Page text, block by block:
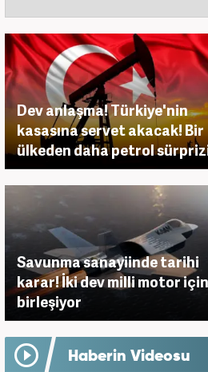
Dev anlaşma! Türkiye'nin
kasasına servet akacak! Bir
ülkeden daha petrol
Savunma sanayiinde tarihi
karar! İki dev milli motor için
birleşiyor
Haberin Videosu